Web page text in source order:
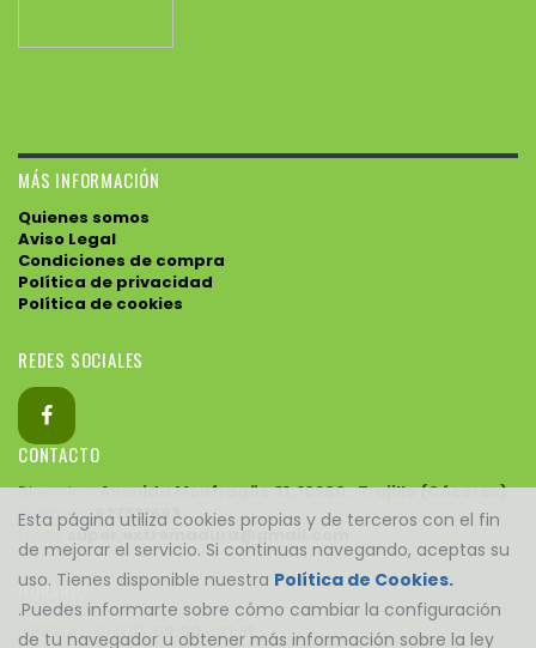
Esta página utiliza cookies propias y de terceros con el fin
de mejorar el servicio. Si continuas navegando, aceptas su
uso. Tienes disponible nuestra Política de Cookies.
.Puedes informarte sobre cómo cambiar la configuración
de tu navegador u obtener más información sobre la ley
MÁS INFORMACIÓN
Quienes somos
Aviso Legal
Condiciones de compra
Política de privacidad
Política de cookies
REDES SOCIALES
CONTACTO
Direccion:Avenida Monfragüe 31, 10200 , Trujillo (Cáceres)
Telefono: 927321693
Email:
super.extremadura@gmail.com
HORARIO
LUNES A SABADO:09:00 - 21:31